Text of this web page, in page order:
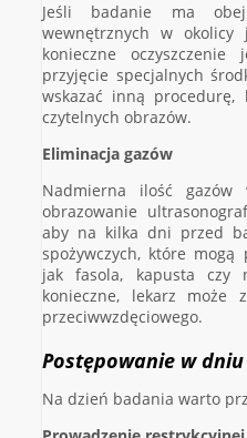
Jeśli badanie ma
wewnętrznych w okolicy
konieczne
przyjęcie specjalnych
wskazać inną procedurę,
czytelnych obrazów.
Eliminacja gazów
Nadmierna ilość gazów
obrazowanie
aby na kilka dni przed
spożywczych, które mogą
jak fasola, kapusta czy
konieczne, lekarz może
przeciwwzdęciowego.
Postępowanie w
Na dzień badania warto